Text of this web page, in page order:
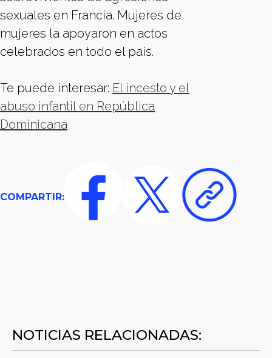
sexuales en Francia. Mujeres de
mujeres la apoyaron en actos
celebrados en todo el país.
Te puede interesar: El incesto y el
abuso infantil en República
Dominicana
COMPARTIR:
NOTICIAS RELACIONADAS: